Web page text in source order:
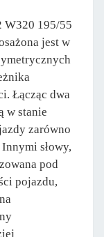
W320 195/55
jest w
Łącząc dwa
w stanie
zarówno
słowy,
pod
pojazdu,